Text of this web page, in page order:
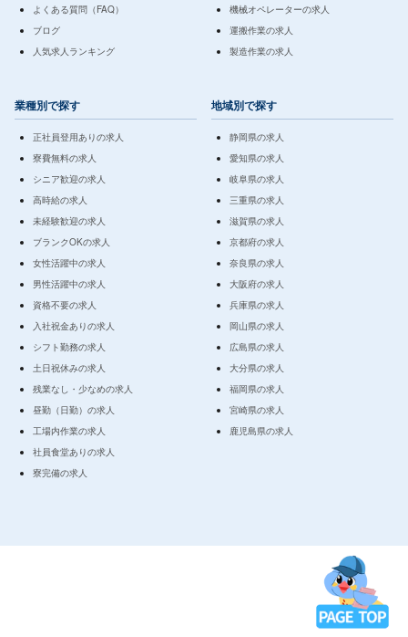
よくある質問（FAQ）
ブログ
人気求人ランキング
機械オペレーターの求人
運搬作業の求人
製造作業の求人
業種別で探す
正社員登用ありの求人
寮費無料の求人
シニア歓迎の求人
高時給の求人
未経験歓迎の求人
ブランクOKの求人
女性活躍中の求人
男性活躍中の求人
資格不要の求人
入社祝金ありの求人
シフト勤務の求人
土日祝休みの求人
残業なし・少なめの求人
昼勤（日勤）の求人
工場内作業の求人
社員食堂ありの求人
寮完備の求人
地域別で探す
静岡県の求人
愛知県の求人
岐阜県の求人
三重県の求人
滋賀県の求人
京都府の求人
奈良県の求人
大阪府の求人
兵庫県の求人
岡山県の求人
広島県の求人
大分県の求人
福岡県の求人
宮崎県の求人
鹿児島県の求人